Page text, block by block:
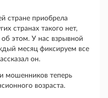
стране приобрела
странах такого нет,
этом. У нас взрывной
месяц фиксируем все
он.
мошенников теперь
возраста.